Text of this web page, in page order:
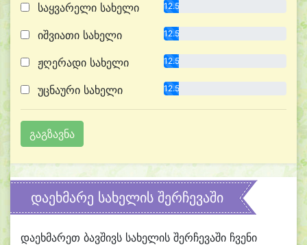
საყვარელი სახელი 12.5%
იშვიათი სახელი 12.5%
ჟღერადი სახელი 12.5%
უცნაური სახელი 12.5%
დაეხმარე სახელის შერჩევაში
დაეხმარეთ ბავშივს სახელის შერჩევაში ჩვენი